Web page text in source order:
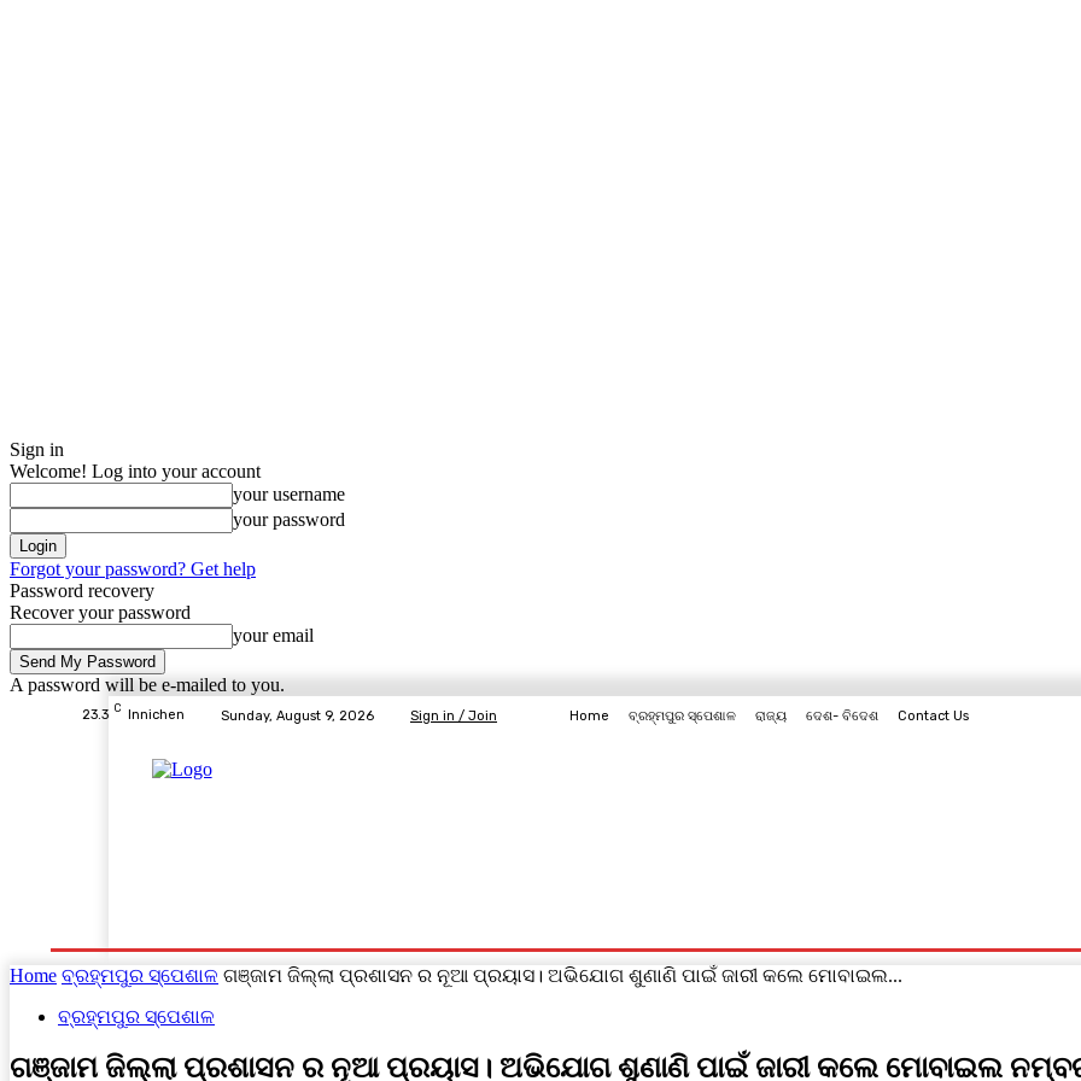
Sign in
Welcome! Log into your account
your username
your password
Forgot your password? Get help
Password recovery
Recover your password
your email
A password will be e-mailed to you.
23.3 C Innichen Sunday, August 9, 2026 Sign in / Join Home ବ୍ରହ୍ମପୁର ସ୍ପେଶାଳ ରାଜ୍ୟ ଦେଶ- ବିଦେଶ Contact Us
Home ବ୍ରହ୍ମପୁର ସ୍ପେଶାଳ ଗଞ୍ଜାମ ଜିଲ୍ଲା ପ୍ରଶାସନ ର ନୂଆ ପ୍ରୟାସ। ଅଭିଯୋଗ ଶୁଣାଣି ପାଇଁ ଜାରୀ କଲେ ମୋବାଇଲ...
ବ୍ରହ୍ମପୁର ସ୍ପେଶାଳ
ଗଞ୍ଜାମ ଜିଲ୍ଲା ପ୍ରଶାସନ ର ନୂଆ ପ୍ରୟାସ। ଅଭିଯୋଗ ଶୁଣାଣି ପାଇଁ ଜାରୀ କଲେ ମୋବାଇଲ